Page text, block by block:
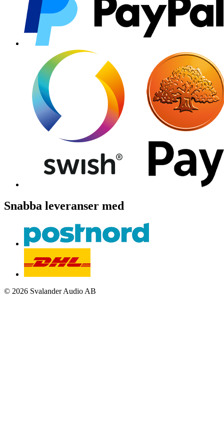
Snabba leveranser med
© 2026 Svalander Audio AB